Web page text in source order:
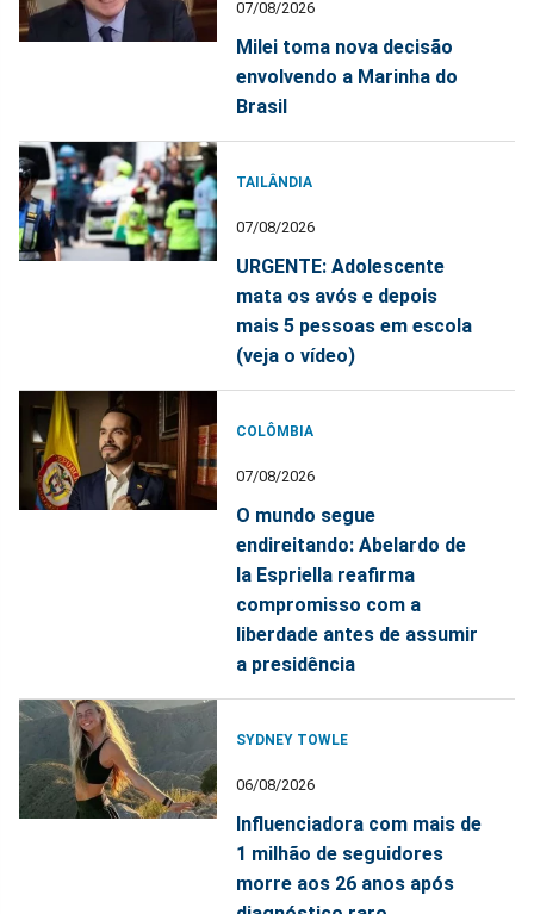
07/08/2026
Milei toma nova decisão
envolvendo a Marinha do
Brasil
TAILÂNDIA
07/08/2026
URGENTE: Adolescente
mata os avós e depois
mais 5 pessoas em escola
(veja o vídeo)
COLÔMBIA
07/08/2026
O mundo segue
endireitando: Abelardo de
la Espriella reafirma
compromisso com a
liberdade antes de assumir
a presidência
SYDNEY TOWLE
06/08/2026
Influenciadora com mais de
1 milhão de seguidores
morre aos 26 anos após